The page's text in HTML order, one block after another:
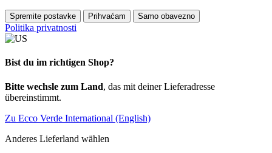
Spremite postavke Prihvaćam Samo obavezno
Politika privatnosti
Bist du im richtigen Shop?
Bitte wechsle zum Land, das mit deiner Lieferadresse
übereinstimmt.
Zu Ecco Verde International (English)
Anderes Lieferland wählen